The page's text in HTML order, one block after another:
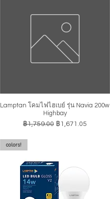
ดูข้อมูลด่วน
Lamptan โคมไฟไฮเบย์ รุ่น Navia 200w
Highbay
ราคาปกติ
฿1,759.00 ราคาขายลด
฿1,671.05
colors!